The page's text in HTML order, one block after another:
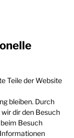
Teile der Website
bleiben. Durch
dir den Besuch
Besuch